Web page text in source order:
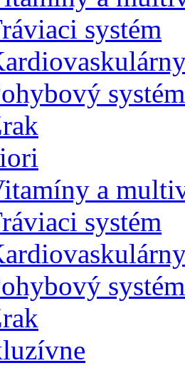
systém
systém
a
systém
systém